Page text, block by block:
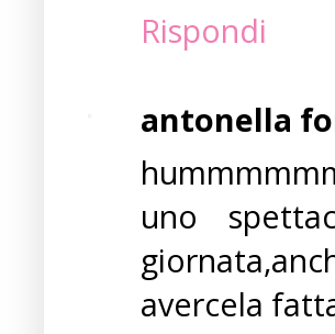
Rispondi
antonella
uno
avercela